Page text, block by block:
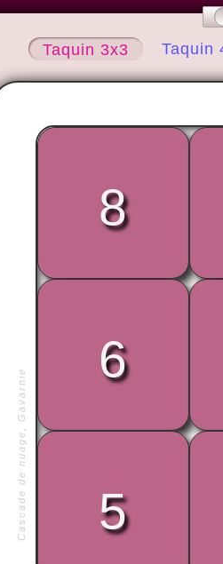
Taquin 3x3 Taquin
Cascade de nuage, Gavarnie
silent. »
8
6
5